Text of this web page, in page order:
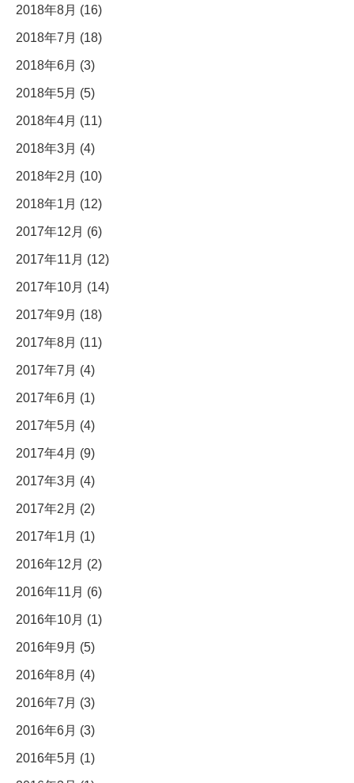
2018年8月 (16)
2018年7月 (18)
2018年6月 (3)
2018年5月 (5)
2018年4月 (11)
2018年3月 (4)
2018年2月 (10)
2018年1月 (12)
2017年12月 (6)
2017年11月 (12)
2017年10月 (14)
2017年9月 (18)
2017年8月 (11)
2017年7月 (4)
2017年6月 (1)
2017年5月 (4)
2017年4月 (9)
2017年3月 (4)
2017年2月 (2)
2017年1月 (1)
2016年12月 (2)
2016年11月 (6)
2016年10月 (1)
2016年9月 (5)
2016年8月 (4)
2016年7月 (3)
2016年6月 (3)
2016年5月 (1)